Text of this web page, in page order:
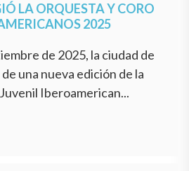
LA ORQUESTA Y CORO
2025
de 2025, la ciudad de
una nueva edición de la
Iberoamerican...